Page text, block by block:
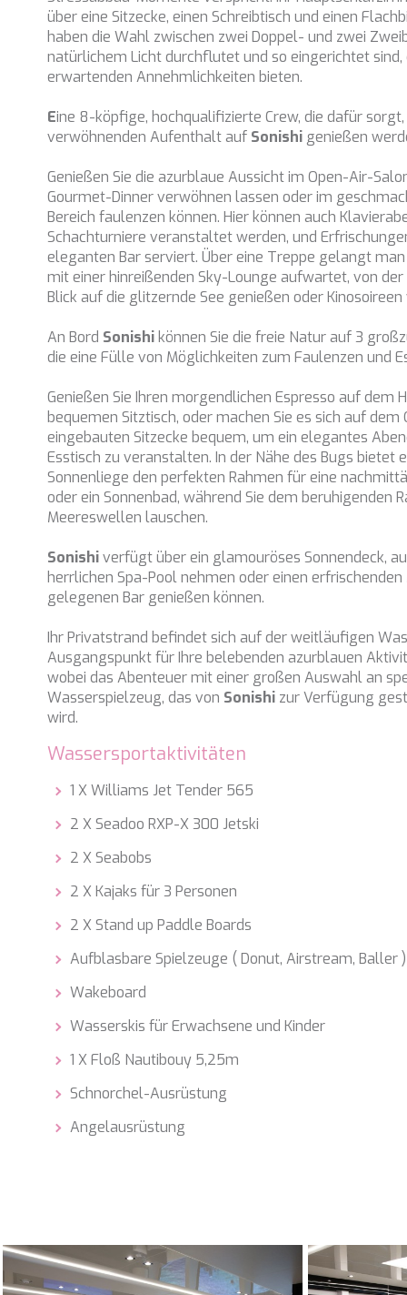
über eine Sitzecke, einen Schreibtisch und einen
haben die Wahl zwischen zwei Doppel- und zwei
natürlichem Licht durchflutet und so eingerichtet sind,
erwartenden Annehmlichkeiten bieten.
Eine 8-köpfige, hochqualifizierte Crew, die dafür sorgt,
verwöhnenden Aufenthalt auf Sonishi genießen
Genießen Sie die azurblaue Aussicht im Open-Air-
Gourmet-Dinner verwöhnen lassen oder im
Bereich faulenzen können. Hier können auch
Schachturniere veranstaltet werden, und
eleganten Bar serviert. Über eine Treppe gelangt
mit einer hinreißenden Sky-Lounge aufwartet, von
Blick auf die glitzernde See genießen oder
An Bord Sonishikönnen Sie die freie Natur auf 3
die eine Fülle von Möglichkeiten zum Faulenzen und
Genießen Sie Ihren morgendlichen Espresso auf dem
bequemen Sitztisch, oder machen Sie es sich auf dem
eingebauten Sitzecke bequem, um ein elegantes
Esstisch zu veranstalten. In der Nähe des Bugs bietet
Sonnenliege den perfekten Rahmen für eine
oder ein Sonnenbad, während Sie dem beruhigenden
Meereswellen lauschen.
Sonishiverfügt über ein glamouröses Sonnendeck,
herrlichen Spa-Pool nehmen oder einen erfrischenden
gelegenen Bar genießen können.
Ihr Privatstrand befindet sich auf der weitläufigen
Ausgangspunkt für Ihre belebenden azurblauen
wobei das Abenteuer mit einer großen Auswahl an
Wasserspielzeug, das von Sonishi zur Verfügung
wird.
Wassersportaktivitäten
1 X Williams Jet Tender 565
2 X Seadoo RXP-X 300 Jetski
2 X Seabobs
2 X Kajaks für 3 Personen
2 X Stand up Paddle Boards
Aufblasbare Spielzeuge ( Donut, Airstream, Baller )
Wakeboard
Wasserskis für Erwachsene und Kinder
1 X Floß Nautibouy 5,25m
Schnorchel-Ausrüstung
Angelausrüstung